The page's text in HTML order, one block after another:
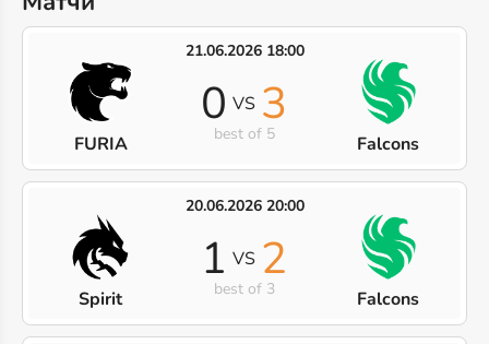
21.06.2026 18:00
FURIA
0 VS 3
best of 5 Falcons
20.06.2026 20:00
Spirit
1 VS 2
best of 3 Falcons